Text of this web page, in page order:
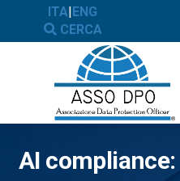
ITA|ENG
CERCA
AI